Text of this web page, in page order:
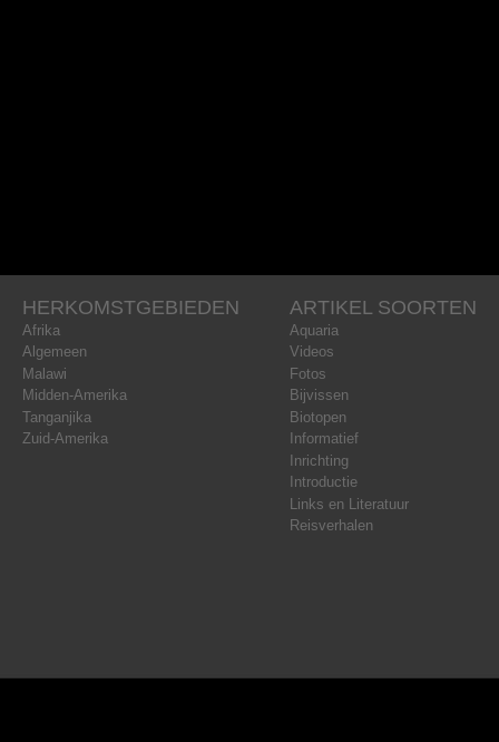
HERKOMSTGEBIEDEN
Afrika
Algemeen
Malawi
Midden-Amerika
Tanganjika
Zuid-Amerika
ARTIKEL SOORTEN
Aquaria
Videos
Fotos
Bijvissen
Biotopen
Informatief
Inrichting
Introductie
Links en Literatuur
Reisverhalen